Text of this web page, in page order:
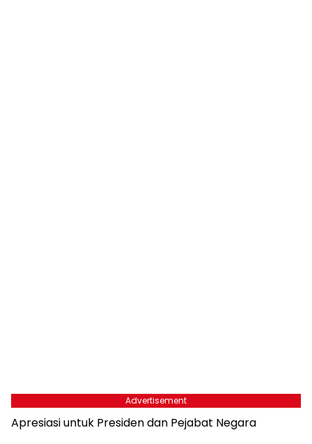
Advertisement
Apresiasi untuk Presiden dan Pejabat Negara